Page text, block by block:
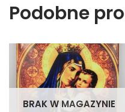
Podobne
BRAK W MAGAZYNIE